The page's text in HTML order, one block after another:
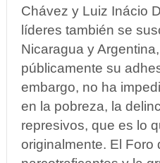
Chávez y Luiz Inácio
líderes también se
Nicaragua y
públicamente su
embargo, no ha
en la pobreza, la
represivos, que es lo
originalmente. El